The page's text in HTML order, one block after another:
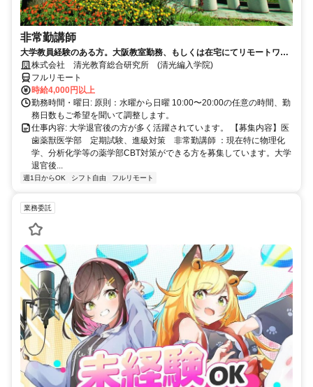
非常勤講師
大学教員経験のある方。大阪教室勤務、もしくは在宅にてリモートワー
ク可能。退官した先生が活躍中。
株式会社 清光教育総合研究所 (清光編入学院)
フルリモート
時給4,000円以上
勤務時間・曜日: 原則：水曜から日曜 10:00〜20:00の任意の時間、勤
務日数もご希望を聞いて調整します。
仕事内容: 大学退官後の方が多く活躍されています。 【募集内容】医
歯薬獣医学部 定期試験、進級対策 非常勤講師 ：現在特に物理化
学、分析化学等の薬学部CBT対策ができる方を募集しています。大学
退官後...
週1日からOK シフト自由 フルリモート
業務委託